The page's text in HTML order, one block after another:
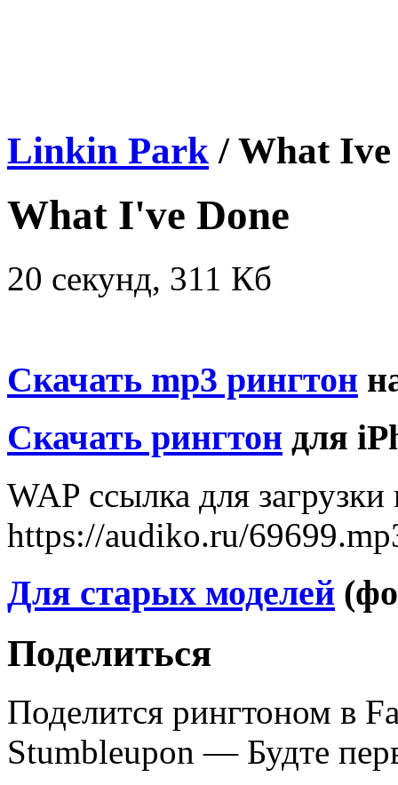
Linkin Park / What Ive
What I've Done
20 секунд, 311 Кб
Скачать mp3 рингтон
Скачать рингтон для
WAP ссылка для
https://audiko.ru/
Для старых моделей
Поделиться
Поделится рингтоном в
Stumbleupon — Будте